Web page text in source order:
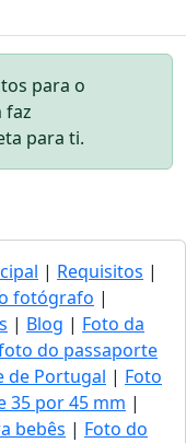
para o
faz
para ti.
| Requisitos |
fotógrafo |
| Blog | Foto da
do passaporte
de Portugal | Foto
35 por 45 mm |
bebês | Foto do